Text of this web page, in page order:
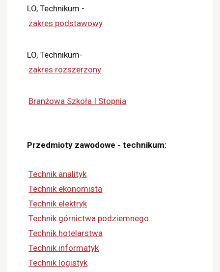
LO, Technikum -
zakres podstawowy
LO, Technikum-
zakres rozszerzony
Branżowa Szkoła I Stopnia
Przedmioty zawodowe - technikum:
Technik analityk
Technik ekonomista
Technik elektryk
Technik górnictwa podziemnego
Technik hotelarstwa
Technik informatyk
Technik logistyk